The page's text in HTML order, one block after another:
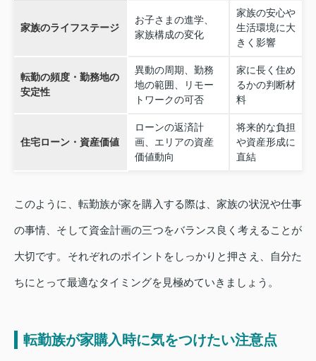
家族のライフステージ
お子さまの進学、
家族構成の変化
家族の安心や
生活環境に大
きく影響
転勤の頻度・勤務地の
安定性
異動の周期、勤務
地の範囲、リモー
トワークの可否
家に長く住め
るかの判断材
料
住宅ローン・資産価値
ローンの返済計
画、エリアの資産
価値動向
将来的な負担
や資産形成に
直結
このように、転勤族が家を購入する際は、家族の状況や仕事
の事情、そして資金計画の三つをバランス良く考えることが
大切です。それぞれのポイントをしっかりと押さえ、自分た
ちにとって最適なタイミングを見極めていきましょう。
転勤族が家購入時に気をつけたい注意点